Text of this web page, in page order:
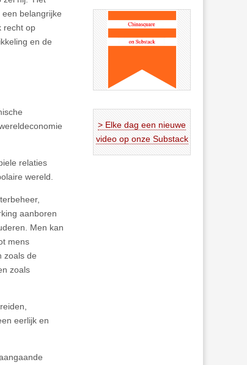
een belangrijke
recht op
en de
relaties
wereld.
aanboren
Men kan
mens
zoals de
zoals
eerlijk en
> Elke dag een nieuwe
video op onze Substack